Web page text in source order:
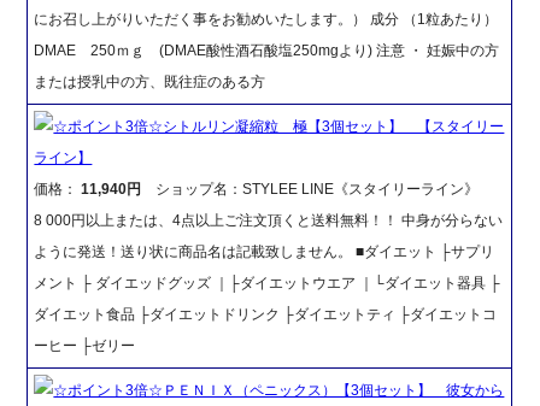
にお召し上がりいただく事をお勧めいたします。） 成分 （1粒あたり）
DMAE 250ｍｇ (DMAE酸性酒石酸塩250mgより) 注意 ・ 妊娠中の方
または授乳中の方、既往症のある方
☆ポイント3倍☆シトルリン凝縮粒 極【3個セット】 【スタイリー
ライン】
価格：11,940円
ショップ名：STYLEE LINE《スタイリーライン》
8 000円以上または、4点以上ご注文頂くと送料無料！！ 中身が分らない
ように発送！送り状に商品名は記載致しません。 ■ダイエット ├サプリ
メント ├ ダイエッドグッズ ｜├ダイエットウエア ｜└ダイエット器具 ├
ダイエット食品 ├ダイエットドリンク ├ダイエットティ ├ダイエットコ
ーヒー ├ゼリー
☆ポイント3倍☆ＰＥＮＩＸ（ペニックス）【3個セット】 彼女から